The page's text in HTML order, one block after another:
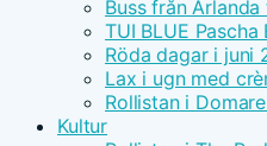
Buss från
TUI BLUE
Röda dagar i juni
Lax i ugn med
Rollistan i
Kultur